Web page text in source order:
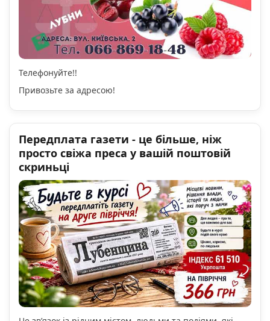
Телефонуйте!!
Привозьте за адресою!
Передплата газети - це більше, ніж
просто свіжа преса у вашій поштовій
скриньці